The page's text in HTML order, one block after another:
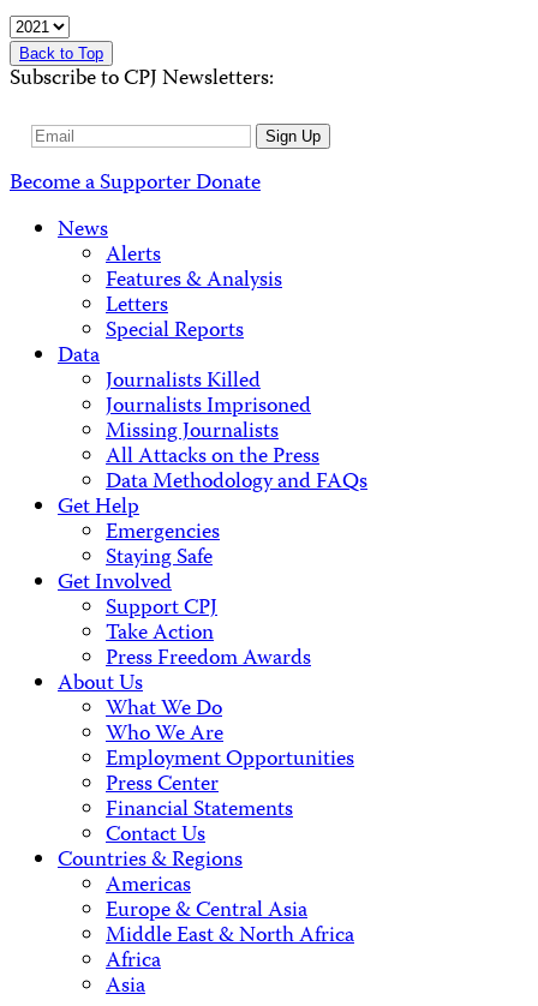
Back to Top
Subscribe to CPJ Newsletters:
Email
Sign Up
Become a SupporterDonate
News
Alerts
Features & Analysis
Letters
Special Reports
Data
Journalists Killed
Journalists Imprisoned
Missing Journalists
All Attacks on the Press
Data Methodology and FAQs
Get Help
Emergencies
Staying Safe
Get Involved
Support CPJ
Take Action
Press Freedom Awards
About Us
What We Do
Who We Are
Employment Opportunities
Press Center
Financial Statements
Contact Us
Countries & Regions
Americas
Europe & Central Asia
Middle East & North Africa
Africa
Asia